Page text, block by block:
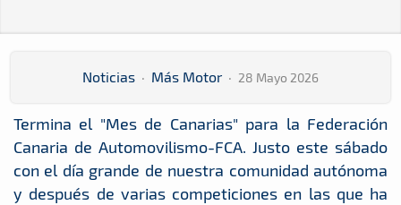
Noticias · Más Motor · 28 Mayo 2026
Termina el "Mes de Canarias" para la Federación
Canaria de Automovilismo-FCA. Justo este sábado
con el día grande de nuestra comunidad autónoma
y después de varias competiciones en las que ha